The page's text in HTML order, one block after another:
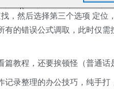
，然后选择第三个选项 定
有的错误公式调取，此时仅
篇教程，还要挨顿怪（普通话
记录整理的办公技巧，纯手打